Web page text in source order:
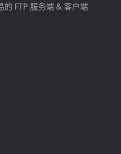
的 FTP 服务端 & 客户端